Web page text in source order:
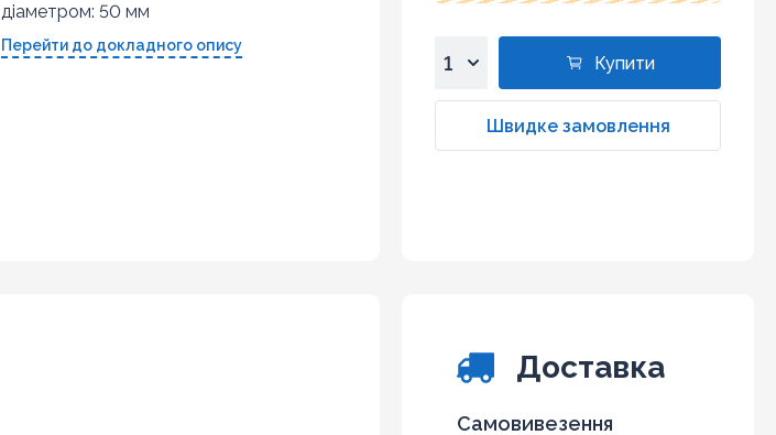
діаметром: 50 мм
Перейти до докладного опису
3
Купити
Швидке замовлення
Доставка
Самовивезення